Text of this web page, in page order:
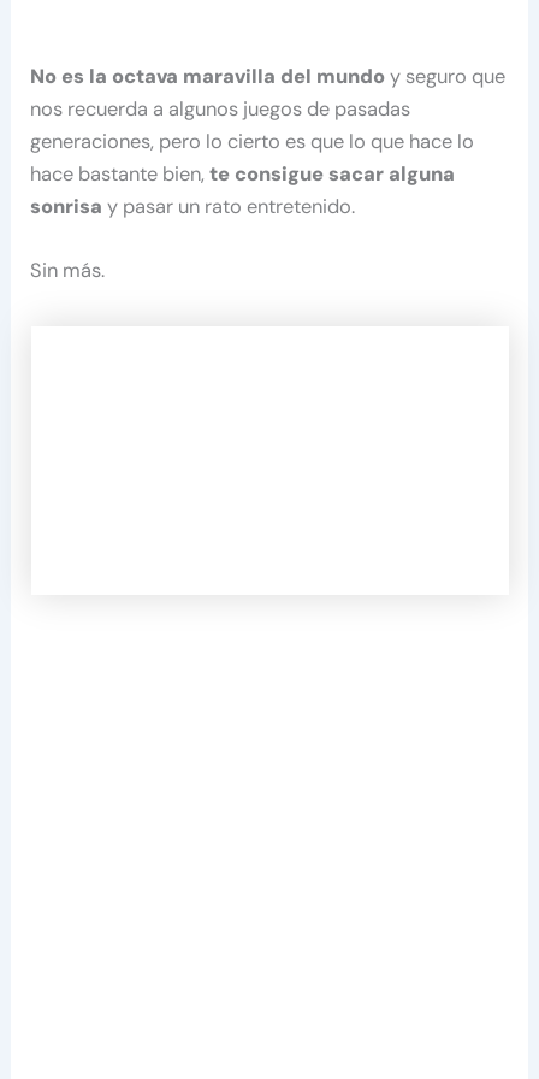
No es la octava maravilla del mundoy seguro que
nos recuerda a algunos juegos de pasadas
generaciones, pero lo cierto es que lo que hace lo
hace bastante bien,te consigue sacar alguna
sonrisa y pasar un rato entretenido.
Sin más.